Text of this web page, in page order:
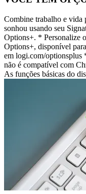
Combine trabalho e vida
sonhou usando seu
Options+. * Personalize
Options+, disponível
em logi.com/
não é compatível com
As funções básicas do